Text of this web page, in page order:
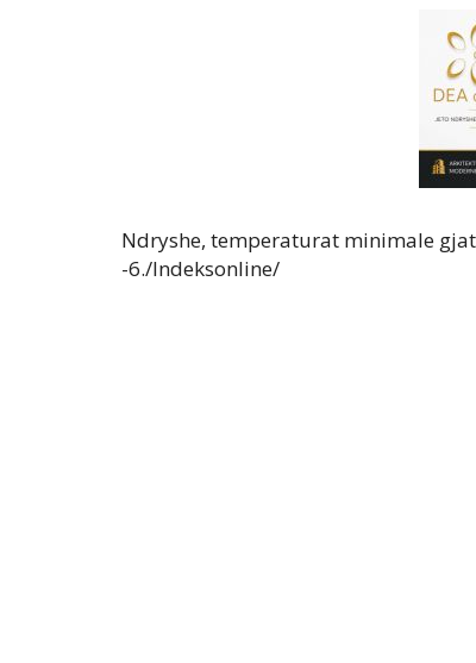
Ndryshe, temperaturat minimale
-6./Indeksonline/